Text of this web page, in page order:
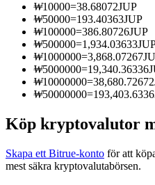
Information
₩10000=38.68072JUP
₩50000=193.40363JUP
₩100000=386.80726JUP
₩500000=1,934.03633
₩1000000=3,868.07267
₩5000000=19,340.36336
₩10000000=38,680.72672
₩50000000=
Köp kryptovalutor
Skapa ett Bitrue-konto för att
mest säkra kryptovalutabörsen.